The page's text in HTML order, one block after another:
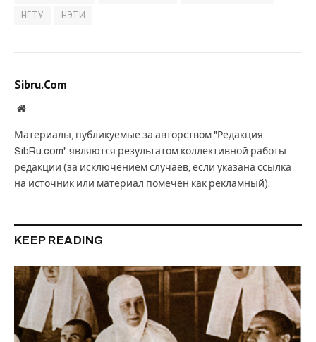
НГТУ
НЭТИ
Sibru.Com
Website
Материалы, публикуемые за авторством "Редакция
SibRu.com" являются результатом коллективной работы
редакции (за исключением случаев, если указана ссылка
на источник или материал помечен как рекламный).
KEEP READING